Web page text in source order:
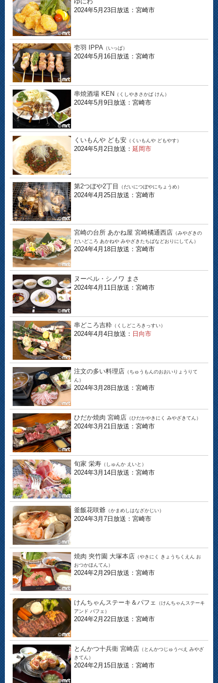
2024年5月23日放送：宮崎市
壱羽 IPPA （いっぱ）
2024年5月16日放送：宮崎市
串焼酒場 KEN （くしやきさかば けん）
2024年5月9日放送：宮崎市
くいもんや ども安 （くいもんや どもやす）
2024年5月2日放送： 延岡市
第2つぼや2丁目 （だいにつぼやにちょうめ）
2024年4月25日放送：宮崎市
宮崎の台所 あかね屋 宮崎橘通西店 （みやざきの
だいどころ あかねや みやざきたちばなどおりにしてん）
2024年4月18日放送：宮崎市
ヌーベル・シノワ まさ
2024年4月11日放送：宮崎市
串どころ吉粋 （くしどころきっすい）
2024年4月4日放送： 日向市
注文の多い料理店 （ちゅうもんのおおいりょうりて
ん）
2024年3月28日放送：宮崎市
ひだか焼肉 宮崎店 （ひだかやきにく みやざきてん）
2024年3月21日放送：宮崎市
旬家 栄寿 （しゅんか えいと）
2024年3月14日放送：宮崎市
釜飯花咲爺 （かまめしはなざかじい）
2024年3月7日放送：宮崎市
焼肉 夾竹園 大塚本店 （やきにく きょうちくえん お
おつかほんてん）
2024年2月29日放送：宮崎市
けんちゃんステーキ＆パフェ
（けんちゃんステーキ
アンド パフェ）
2024年2月22日放送：宮崎市
とんかつ十兵衛 宮崎店 （とんかつじゅうべえ みやざ
きてん）
2024年2月15日放送：宮崎市